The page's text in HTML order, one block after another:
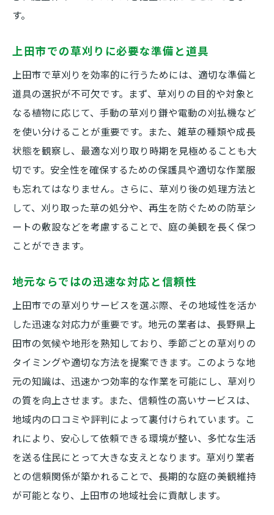
地域特有の気候に合わせた上田市の草刈りサー
ビス
四季折々の気候に対応した草刈り
上田市での異常気象への備え
気候変動による草刈りの影響と対策
地元企業ならではの気候対応サービス
気候に応じた土壌管理の重要性
気象データを活用した効率的な草刈り
草刈りで庭の美観を維持する秘訣
美しい庭を保つための草刈りルーチン
庭の美観を損なわない草刈り技術
草刈りによる庭の健康維持
庭の魅力を引き立てる植栽と草刈りの調和
季節に応じた上田市の草刈り管理法
春夏秋冬の草刈りプランニング
季節ごとの雑草の特徴と対策
異なる季節での草刈り技術の違い
効果的な季節ごとの防草方法
四季に応じた庭の健康管理
す。
上田市での草刈りに必要な準備と道具
上田市で草刈りを効率的に行うためには、適切な準備と
道具の選択が不可欠です。まず、草刈りの目的や対象と
なる植物に応じて、手動の草刈り鎌や電動の刈払機など
を使い分けることが重要です。また、雑草の種類や成長
状態を観察し、最適な刈り取り時期を見極めることも大
切です。安全性を確保するための保護具や適切な作業服
も忘れてはなりません。さらに、草刈り後の処理方法と
して、刈り取った草の処分や、再生を防ぐための防草シ
ートの敷設などを考慮することで、庭の美観を長く保つ
ことができます。
地元ならではの迅速な対応と信頼性
上田市での草刈りサービスを選ぶ際、その地域性を活か
した迅速な対応力が重要です。地元の業者は、長野県上
田市の気候や地形を熟知しており、季節ごとの草刈りの
タイミングや適切な方法を提案できます。このような地
元の知識は、迅速かつ効率的な作業を可能にし、草刈り
の質を向上させます。また、信頼性の高いサービスは、
地域内の口コミや評判によって裏付けられています。こ
れにより、安心して依頼できる環境が整い、多忙な生活
を送る住民にとって大きな支えとなります。草刈り業者
との信頼関係が築かれることで、長期的な庭の美観維持
が可能となり、上田市の地域社会に貢献します。